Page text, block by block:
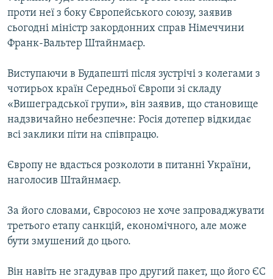
проти неї з боку Європейського союзу, заявив
сьогодні міністр закордонних справ Німеччини
Франк-Вальтер Штайнмаєр.
Виступаючи в Будапешті після зустрічі з колегами з
чотирьох країн Середньої Європи зі складу
«Вишеградської групи», він заявив, що становище
надзвичайно небезпечне: Росія дотепер відкидає
всі заклики піти на співпрацю.
Європу не вдасться розколоти в питанні України,
наголосив Штайнмаєр.
За його словами, Євросоюз не хоче запроваджувати
третього етапу санкцій, економічного, але може
бути змушений до цього.
Він навіть не згадував про другий пакет, що його ЄС